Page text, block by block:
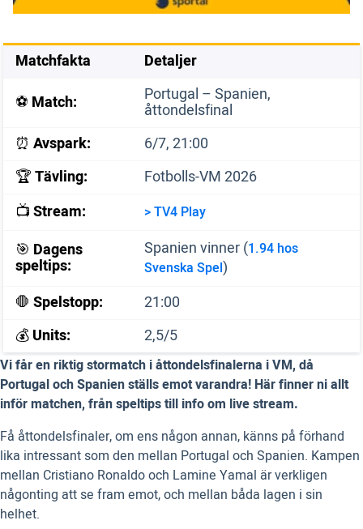
Matchfakta
Detaljer
⚽️ Match: Portugal – Spanien,
åttondelsfinal
⏰ Avspark:
6/7, 21:00
🏆Tävling:
Fotbolls-VM 2026
📺Stream: > TV4 Play
🎯 Dagens
speltips:
Spanien vinner (1.94 hos
Svenska Spel)
🛑 Spelstopp:
21:00
💰Units: 2,5/5
Vi får en riktig stormatch i åttondelsfinalerna i VM, då
Portugal och Spanien ställs emot varandra! Här finner ni allt
inför matchen, från speltips till info om live stream.
Få åttondelsfinaler, om ens någon annan, känns på förhand
lika intressant som den mellan Portugal och Spanien. Kampen
mellan Cristiano Ronaldo och Lamine Yamal är verkligen
någonting att se fram emot, och mellan båda lagen i sin
helhet.